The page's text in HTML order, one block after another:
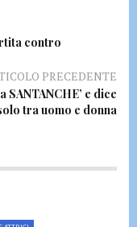
contro
PRECEDENTE
e dice
tra uomo e donna